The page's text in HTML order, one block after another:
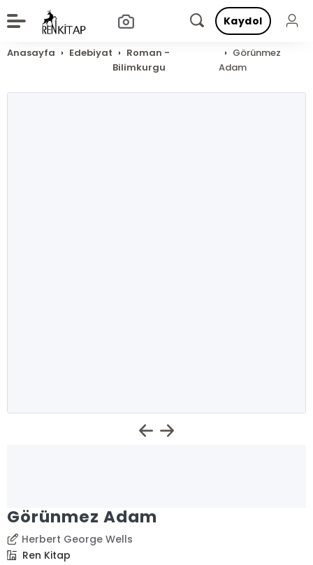
Kaydol
Anasayfa Edebiyat
Roman -
Bilimkurgu
Görünmez
Adam
Görünmez Adam
Herbert George Wells
Ren Kitap